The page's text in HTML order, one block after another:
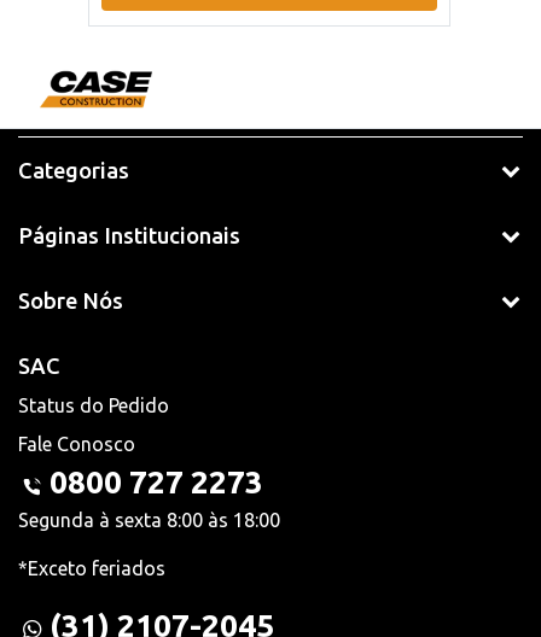
Categorias
Páginas Institucionais
Sobre Nós
SAC
Status do Pedido
Fale Conosco
0800 727 2273
Segunda à sexta 8:00 às 18:00
*Exceto feriados
(31) 2107-2045